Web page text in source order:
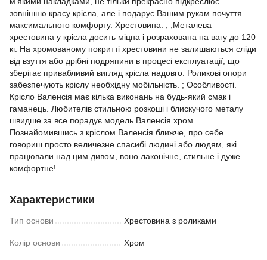
зовнішню красу крісла, але і подарує Вашим рукам почуття
максимального комфорту. Хрестовина. ; ;Металева
хрестовина у крісла досить міцна і розрахована на вагу до 120
кг. На хромованому покритті хрестовини не залишаються сліди
від взуття або дрібні подряпини в процесі експлуатації, що
зберігає привабливий вигляд крісла надовго. Роликові опори
забезпечують кріслу необхідну мобільність. ; Особливості.
Крісло Валенсія має кілька виконань на будь-який смак і
гаманець. Любителів стильною розкоші і блискучого металу
швидше за все порадує модель Валенсія хром.
Познайомившись з кріслом Валенсія ближче, про себе
говориш просто величезне спасибі людині або людям, які
працювали над цим дивом, воно лаконічне, стильне і дуже
комфортне!
Характеристики
Тип основи Хрестовина з роликами
Колір основи Хром